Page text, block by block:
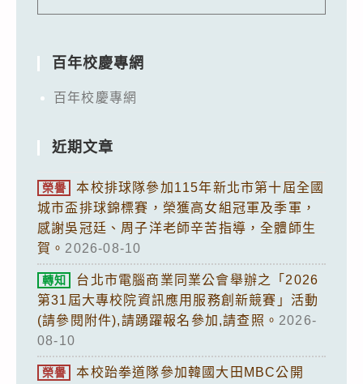
百年校慶專網
百年校慶專網
近期文章
榮譽
本校排球隊參加115年新北市第十屆全國
城市盃排球錦標賽，榮獲高女組冠軍及季軍，
感謝吳冠廷、周子洋老師辛苦指導，全體師生
賀。 2026-08-10
轉知
台北市電腦商業同業公會舉辦之「2026
第31屆大專校院資訊應用服務創新競賽」活動
(請參閱附件),請踴躍報名參加,請查照。 2026-
08-10
榮譽
本校跆拳道隊參加韓國大田MBC公開